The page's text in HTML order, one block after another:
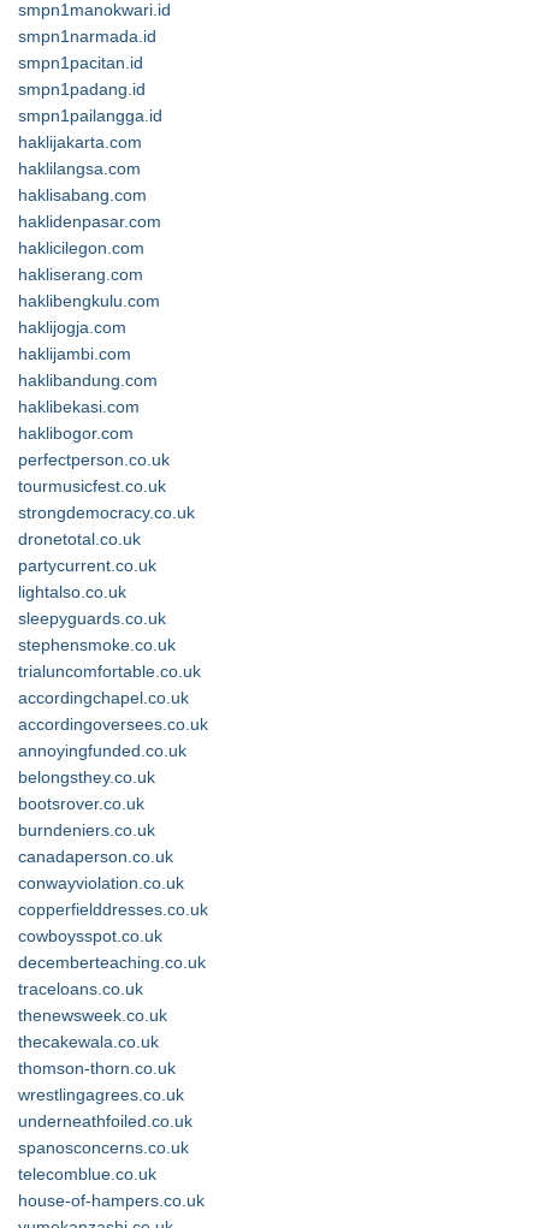
smpn1manokwari.id
smpn1narmada.id
smpn1pacitan.id
smpn1padang.id
smpn1pailangga.id
haklijakarta.com
haklilangsa.com
haklisabang.com
haklidenpasar.com
haklicilegon.com
hakliserang.com
haklibengkulu.com
haklijogja.com
haklijambi.com
haklibandung.com
haklibekasi.com
haklibogor.com
perfectperson.co.uk
tourmusicfest.co.uk
strongdemocracy.co.uk
dronetotal.co.uk
partycurrent.co.uk
lightalso.co.uk
sleepyguards.co.uk
stephensmoke.co.uk
trialuncomfortable.co.uk
accordingchapel.co.uk
accordingoversees.co.uk
annoyingfunded.co.uk
belongsthey.co.uk
bootsrover.co.uk
burndeniers.co.uk
canadaperson.co.uk
conwayviolation.co.uk
copperfielddresses.co.uk
cowboysspot.co.uk
decemberteaching.co.uk
traceloans.co.uk
thenewsweek.co.uk
thecakewala.co.uk
thomson-thorn.co.uk
wrestlingagrees.co.uk
underneathfoiled.co.uk
spanosconcerns.co.uk
telecomblue.co.uk
house-of-hampers.co.uk